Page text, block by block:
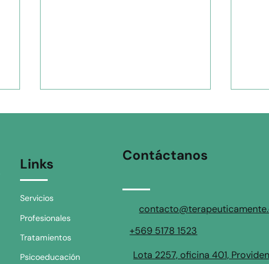
Inteligencia Emocional en
la Adultez: Herramientas
prácticas para gestionar el
desborde y la reactividad
Links
Servicios
Profesionales
Tratamientos
Psicoeducación
Contáctanos
+569 5178 1523
Lota 2257, oficina 401,